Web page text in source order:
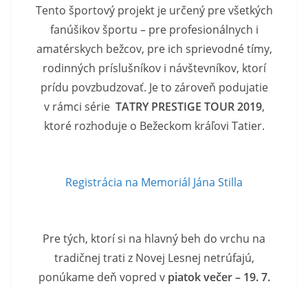
Tento športový projekt je určený pre všetkých
fanúšikov športu – pre profesionálnych i
amatérskych bežcov, pre ich sprievodné tímy,
rodinných príslušníkov i návštevníkov, ktorí
prídu povzbudzovať. Je to zároveň podujatie
v rámci série TATRY PRESTIGE TOUR 2019,
ktoré rozhoduje o Bežeckom kráľovi Tatier.
Registrácia na Memoriál Jána Stilla
Pre tých, ktorí si na hlavný beh do vrchu na
tradičnej trati z Novej Lesnej netrúfajú,
ponúkame deň vopred v piatok večer – 19. 7.